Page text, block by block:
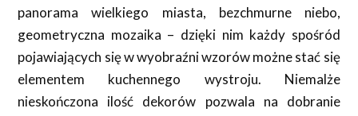
panorama wielkiego miasta, bezchmurne niebo,
geometryczna mozaika – dzięki nim każdy spośród
pojawiających się w wyobraźni wzorów możne stać się
elementem kuchennego wystroju. Niemalże
nieskończona ilość dekorów pozwala na dobranie